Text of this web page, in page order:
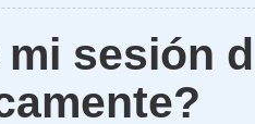
mi sesión